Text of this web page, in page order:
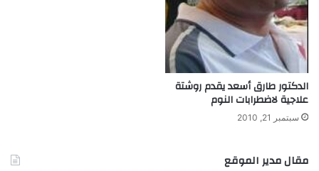
الدكتور طارق أسعد يقدم روشتة
علاجية لاضطرابات النوم
سبتمبر 21, 2010
مقال مدير الموقع